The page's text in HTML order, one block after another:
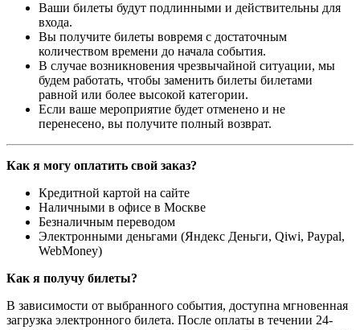
Ваши билеты будут подлинными и действительны для
входа.
Вы получите билеты вовремя с достаточным
количеством времени до начала события.
В случае возникновения чрезвычайной ситуации, мы
будем работать, чтобы заменить билеты билетами
равной или более высокой категории.
Если ваше мероприятие будет отменено и не
перенесено, вы получите полный возврат.
Как я могу оплатить свой заказ?
Кредитной картой на сайте
Наличными в офисе в Москве
Безналичным переводом
Электронными деньгами (Яндекс Деньги, Qiwi, Paypal,
WebMoney)
Как я получу билеты?
В зависимости от выбранного события, доступна мгновенная
загрузка электронного билета. После оплаты в течении 24-